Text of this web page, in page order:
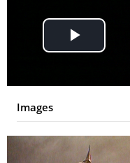
Play
Video
Images